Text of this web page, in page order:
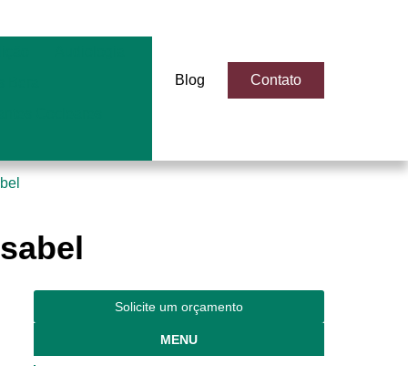
Blog Contato
Solicite um orçamento
MENU